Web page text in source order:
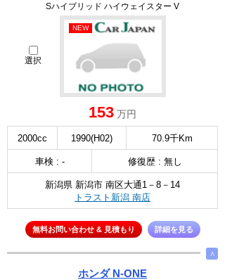
Sハイブリッド ハイウェイスター V
選択
NEW
153 万円
2000cc 1990(H02) 70.9千Km
車検 : - 修復歴 : 無し
新潟県 新潟市 南区大通1－8－14
トラスト新潟 南店
無料お問い合わせ & 見積もり 詳細を見る
∧
ホンダ N-ONE